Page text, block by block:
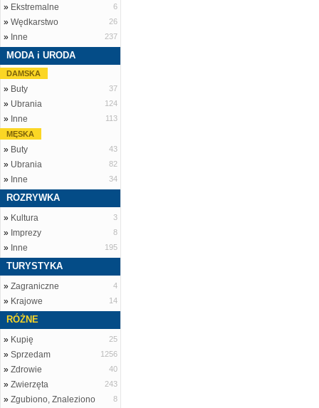
» Ekstremalne 6
» Wędkarstwo 26
» Inne 237
MODA i URODA
DAMSKA
» Buty 37
» Ubrania 124
» Inne
113
MĘSKA
» Buty 43
» Ubrania 82
» Inne 34
ROZRYWKA
» Kultura 3
» Imprezy 8
» Inne 195
TURYSTYKA
» Zagraniczne 4
» Krajowe 14
RÓŻNE
» Kupię 25
» Sprzedam 1256
» Zdrowie 40
» Zwierzęta 243
» Zgubiono, Znaleziono 8